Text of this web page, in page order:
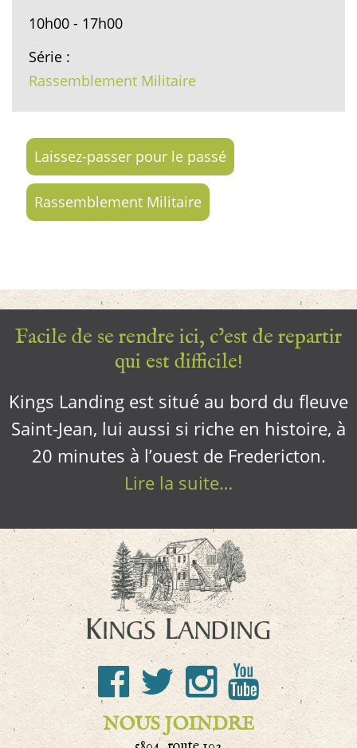
10h00 - 17h00
Série :
Rassemblement Militaire
Laissez-passer pour le passé
Rassemblement Militaire
Facile de se rendre ici, c’est de repartir
qui est difficile!
Kings Landing est situé au bord du fleuve
Saint-Jean, lui aussi si riche en histoire, à
20 minutes à l’ouest de Fredericton.
Lire la suite…
NOUS JOINDRE